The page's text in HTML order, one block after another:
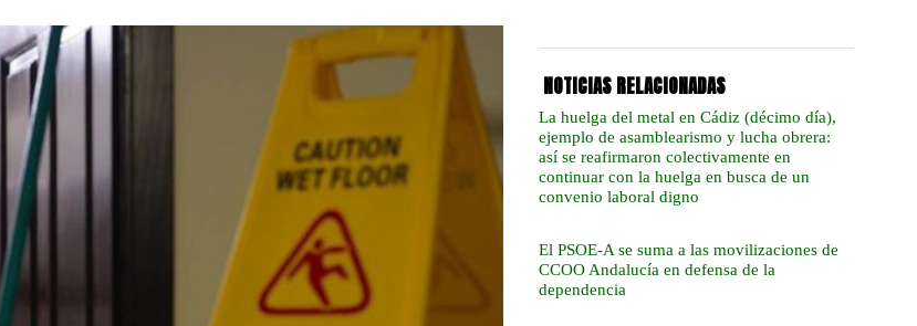
NOTICIAS RELACIONADAS
La huelga del metal en Cádiz (décimo día),
ejemplo de asamblearismo y lucha obrera:
así se reafirmaron colectivamente en
continuar con la huelga en busca de un
convenio laboral digno
El PSOE-A se suma a las movilizaciones de
CCOO Andalucía en defensa de la
dependencia